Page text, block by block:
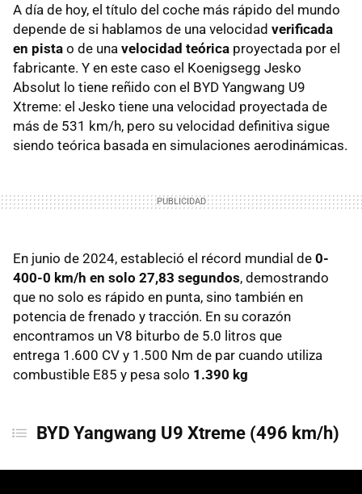
Rimac Nevera R (431 km/h)
SSC Ultimate Aero TT (412 km/h)
McLaren Speedtail (411 km/h)
Saleen S7 Twin Turbo (399 km/h)
A día de hoy, el título del coche más rápido del mundo
depende de si hablamos de una velocidad verificada
en pista o de una velocidad teórica proyectada por el
fabricante. Y en este caso el Koenigsegg Jesko
Absolut lo tiene reñido con el BYD Yangwang U9
Xtreme: el Jesko tiene una velocidad proyectada de
más de 531 km/h, pero su velocidad definitiva sigue
siendo teórica basada en simulaciones aerodinámicas.
En junio de 2024, estableció el récord mundial de 0-
400-0 km/h en solo 27,83 segundos, demostrando
que no solo es rápido en punta, sino también en
potencia de frenado y tracción. En su corazón
encontramos un V8 biturbo de 5.0 litros que
entrega 1.600 CV y 1.500 Nm de par cuando utiliza
combustible E85 y pesa solo 1.390 kg
BYD Yangwang U9 Xtreme (496 km/h)